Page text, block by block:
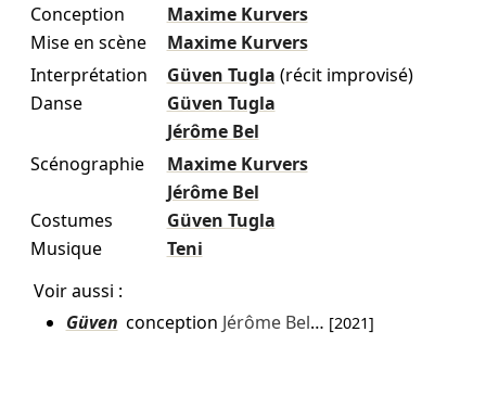
Conception
Maxime Kurvers
Mise en scène
Maxime Kurvers
Interprétation
Güven Tugla (récit improvisé)
Danse
Güven Tugla
Jérôme Bel
Scénographie
Maxime Kurvers
Jérôme Bel
Costumes
Güven Tugla
Musique
Teni
Voir aussi :
Güven conception Jérôme Bel… [2021]